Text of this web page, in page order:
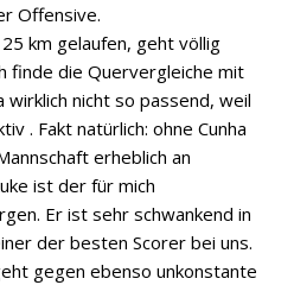
Offensive.
km gelaufen, geht völlig
finde die Quervergleiche mit
nicht so passend, weil
. Fakt natürlich: ohne Cunha
erheblich an
ist der für mich
Er ist sehr schwankend in
der besten Scorer bei uns.
gegen ebenso unkonstante